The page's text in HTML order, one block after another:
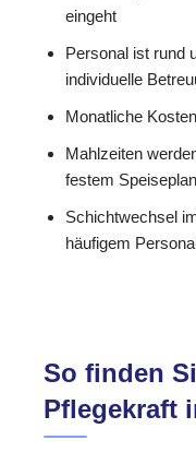
eingeht
Personal ist rund
individuelle
Monatliche
Mahlzeiten
festem
Schichtwechsel
häufigem
So finden
Pflegekraft